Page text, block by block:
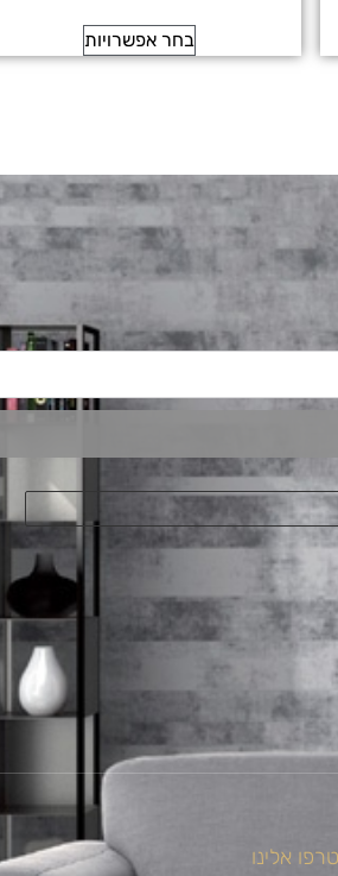
בחר אפשרויות
אלינו